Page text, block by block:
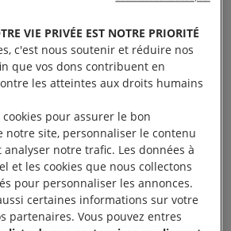
de sa mère, à
zone rurale proche
la capitale
La première fois, en
c’était à Zè, une
du département de
chez un homme qui
un prêt pour 10
CFA (15 euros).
est allé accompagné,
VIE PRIVÉE EST NOTRE PRIORITÉ
c'est nous soutenir et réduire nos
que vos dons contribuent en
les atteintes aux droits humains
pour assurer le bon
notre site, personnaliser le contenu
notre trafic. Les données à
et les cookies que nous collectons
pour personnaliser les annonces.
certaines informations sur votre
partenaires. Vous pouvez entres